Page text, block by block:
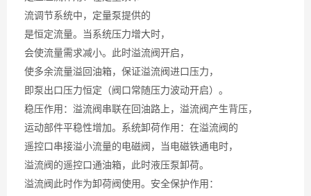
流调节系统中，定量泵提供的
是恒定流量。当系统压力增大时，
会使流量需求减小。此时溢流阀开启，
使多余流量溢回油箱，保证溢流阀进口压力，
即泵出口压力恒定（阀口常随压力波动开启）。
稳压作用：溢流阀串联在回油路上，溢流阀产生背压，
运动部件平稳性增加。系统卸荷作用：在溢流阀的
遥控口串接溢小流量的电磁阀，当电磁铁通电时，
溢流阀的遥控口通油箱，此时液压泵卸荷。
溢流阀此时作为卸荷阀使用。安全保护作用：